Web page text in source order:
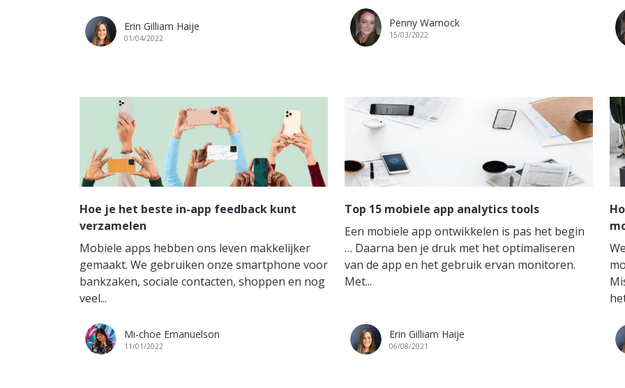
Erin Gilliam Haije
01/04/2022
Penny Warnock
15/03/2022
Hoe je het beste in-app feedback kunt
verzamelen
Mobiele apps hebben ons leven makkelijker
gemaakt. We gebruiken onze smartphone voor
bankzaken, sociale contacten, shoppen en nog
veel...
Mi-choe Emanuelson
11/01/2022
Top 15 mobiele app analytics tools
Een mobiele app ontwikkelen is pas het begin
… Daarna ben je druk met het optimaliseren
van de app en het gebruik ervan monitoren.
Met...
Erin Gilliam Haije
06/08/2021